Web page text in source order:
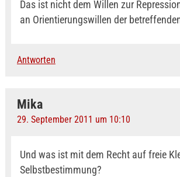
Das ist nicht dem Willen zur
an Orientierungswillen der
Antworten
Mika
29. September 2011 um 10:10
Und was ist mit dem Recht auf freie
Selbstbestimmung?